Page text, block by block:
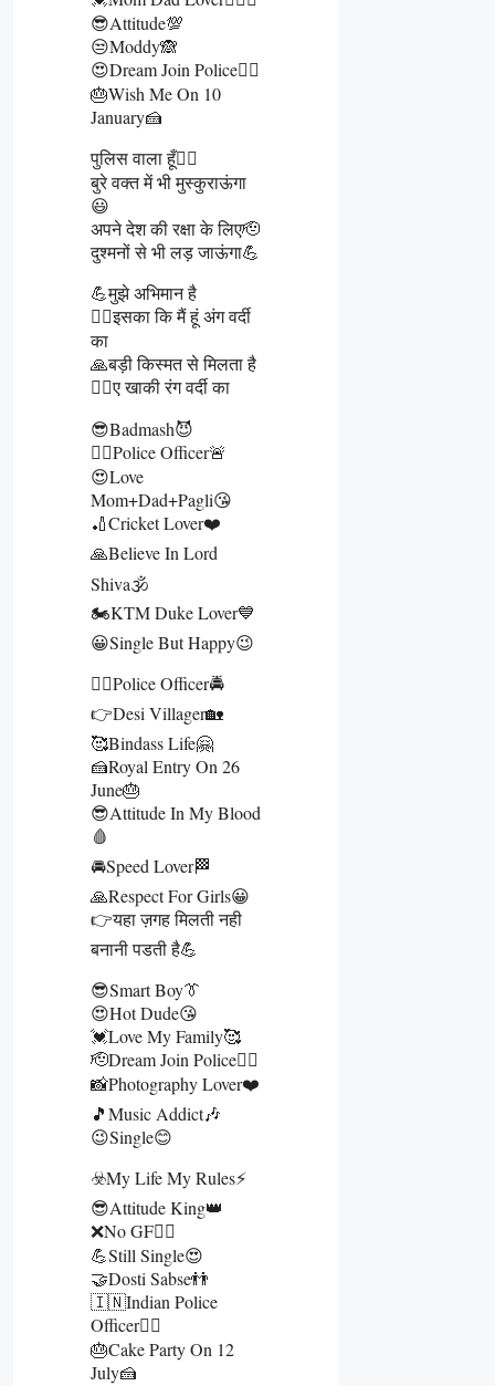
😎Attitude💯
😒Moddy🙈
😍Dream Join Police👮‍♂️
🎂Wish Me On 10
January🍰
पुलिस वाला हूँ👮‍♂️
बुरे वक्त में भी मुस्कुराऊंगा
😃
अपने देश की रक्षा के लिए🫡
दुश्मनों से भी लड़ जाऊंगा💪
💪मुझे अभिमान है
👮‍♂️इसका कि मैं हूं अंग वर्दी
का
🙏बड़ी किस्मत से मिलता है
👮‍♂️ए खाकी रंग वर्दी का
😎Badmash😈
👮‍♂️Police Officer🚨
😍Love
Mom+Dad+Pagli😘
🏏Cricket Lover❤️
🙏Believe In Lord
Shiva🕉️
🏍️KTM Duke Lover💙
😀Single But Happy😉
👮‍♂️Police Officer🚔
👉Desi Villager🏡
🥰Bindass Life🤗
🍰Royal Entry On 26
June🎂
😎Attitude In My Blood
🩸
🚘Speed Lover🏁
🙏Respect For Girls😀
👉यहा ज़गह मिलती नही
बनानी पडती है💪
😎Smart Boy👔
😍Hot Dude😘
💓Love My Family🥰
🫡Dream Join Police👮‍♂️
📸Photography Lover❤️
🎵Music Addict🎶
😉Single😊
☣️My Life My Rules⚡
😎Attitude King👑
❌No GF👰‍♀️
💪Still Single😍
🤝Dosti Sabse👬
🇮🇳Indian Police
Officer👮‍♂️
🎂Cake Party On 12
July🍰